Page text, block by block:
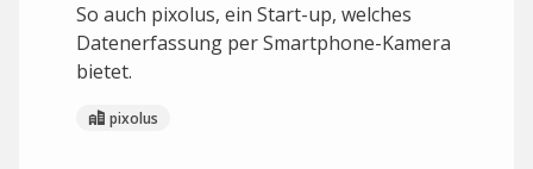
So auch pixolus, ein Start-up, welches
Datenerfassung per Smartphone-Kamera
bietet.
pixolus